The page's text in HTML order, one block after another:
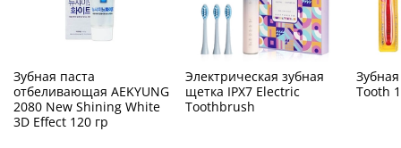
Зубная паста
отбеливающая AEKYUNG
2080 New Shining White
3D Effect 120 гр
Электрическая зубная
щетка IPX7 Electric
Toothbrush
Tooth